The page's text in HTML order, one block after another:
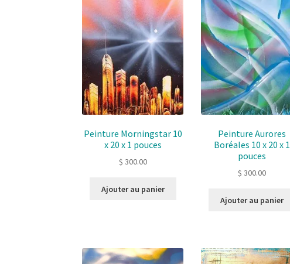
Peinture Morningstar 10
x 20 x 1 pouces
$ 300.00
Ajouter au panier
Peinture Aurores
Boréales 10 x 20 x 1
pouces
$ 300.00
Ajouter au panier